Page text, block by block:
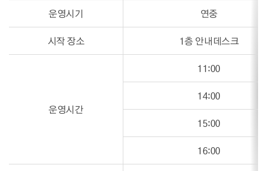
운영시기
연중
시작 장소
1층 안내데스크
운영시간
11:00
14:00
15:00
16:00